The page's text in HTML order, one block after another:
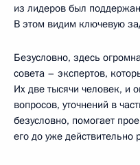
из лидеров был
В этом видим ключевую
Безусловно, здесь
совета – экспертов,
Их две тысячи человек, и
вопросов, уточнений в
безусловно, помогает
его до уже действительно